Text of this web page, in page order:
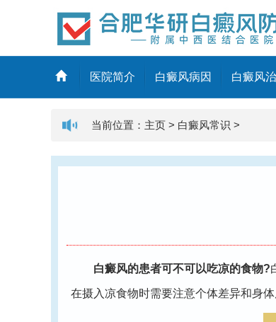
医院简介 白癜风病因 白癜风
当前位置： 主页 > 白癜风常识 >
白癜风的患者可不可以吃凉的食物?
在摄入凉食物时需要注意个体差异和身